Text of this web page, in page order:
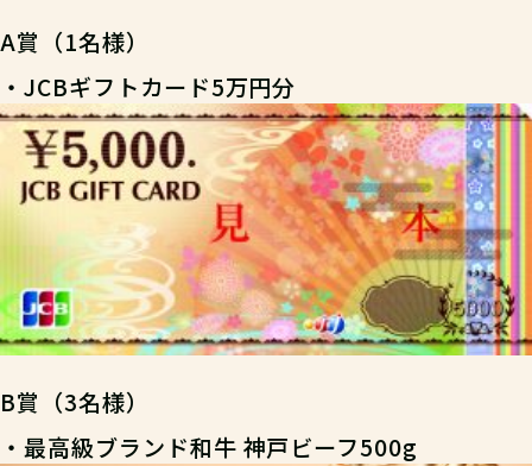
A賞（1名様）
・JCBギフトカード5万円分
B賞（3名様）
・最高級ブランド和牛 神戸ビーフ500g